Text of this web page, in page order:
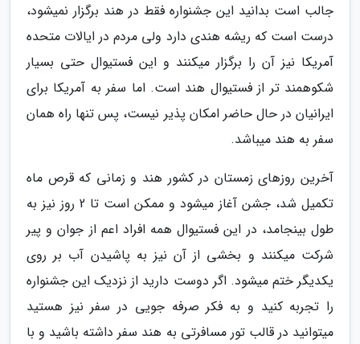
جالب است بدانید این جشنواره فقط در هند برگزار نمیشود،
درست است که ریشه هندی دارد ولی مردم در ایالات متحده
آمریکا نیز آن را برگزار میکنند و این فستیوال حتی بسیار
شکوهمند تر از فستیوال هند است. اما سفر به آمریکا برای
ایرانیان در حال حاضر امکان پذیر نیست، پس تنها راه همان
سفر به هند میباشد.
آخرین روزهای زمستان در کشور هند و زمانی که قرص ماه
تکمیل شد، جشن آغاز میشود و ممکن است تا 2 روز نیز به
طول بینجامد، در این فستیوال همه افراد اعم از جوان و پیر
شرکت میکنند و بخشی از آن نیز به پاشیدن آب بر روی
یکدیگر ختم میشود. اگر دوست دارید از نزدیک این جشنواره
را تجربه کنید و به فکر صرفه جویی در سفر نیز هستید
میتوانید در قالب تور مسافرتی به هند سفر داشته باشید و با